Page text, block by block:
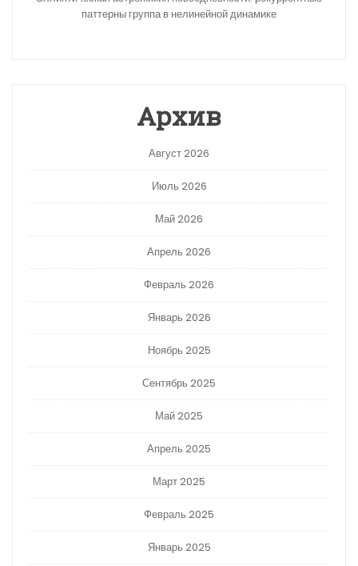
паттерны группа в нелинейной динамике
Архив
Август 2026
Июль 2026
Май 2026
Апрель 2026
Февраль 2026
Январь 2026
Ноябрь 2025
Сентябрь 2025
Май 2025
Апрель 2025
Март 2025
Февраль 2025
Январь 2025